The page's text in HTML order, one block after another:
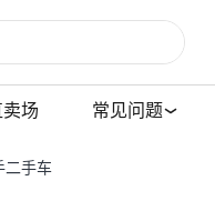
卖场 常见问题
二手车